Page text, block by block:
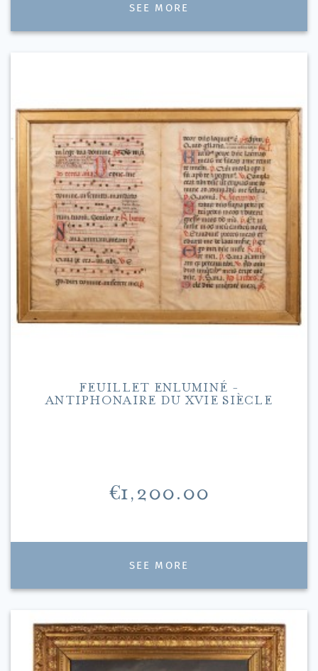
SEE MORE
FEUILLET ENLUMINÉ -
ANTIPHONAIRE DU XVIE SIÈCLE
Price
€1,200.00
SEE MORE